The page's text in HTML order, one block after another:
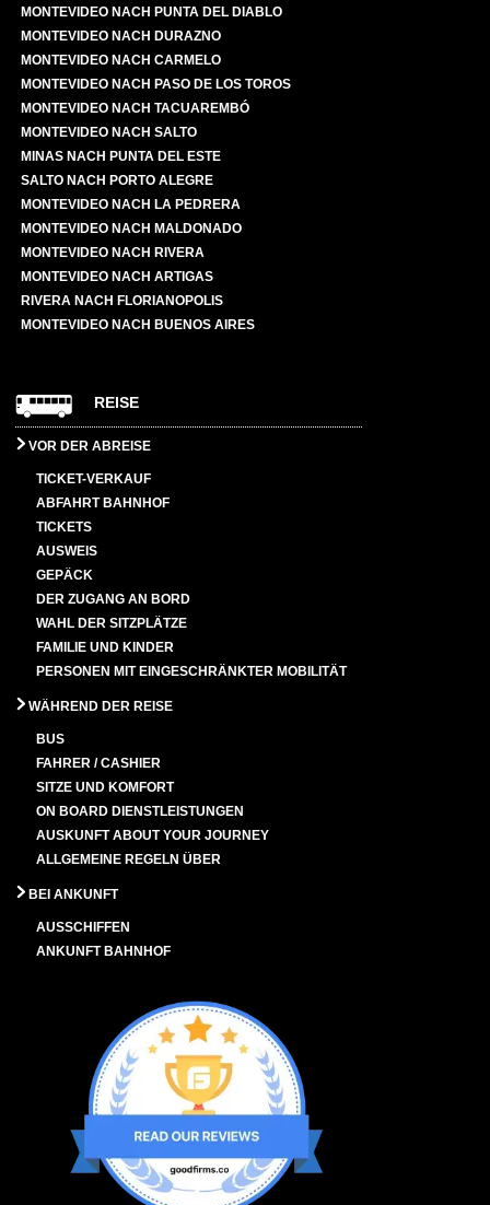
MONTEVIDEO NACH PUNTA DEL DIABLO
MONTEVIDEO NACH DURAZNO
MONTEVIDEO NACH CARMELO
MONTEVIDEO NACH PASO DE LOS TOROS
MONTEVIDEO NACH TACUAREMBÓ
MONTEVIDEO NACH SALTO
MINAS NACH PUNTA DEL ESTE
SALTO NACH PORTO ALEGRE
MONTEVIDEO NACH LA PEDRERA
MONTEVIDEO NACH MALDONADO
MONTEVIDEO NACH RIVERA
MONTEVIDEO NACH ARTIGAS
RIVERA NACH FLORIANOPOLIS
MONTEVIDEO NACH BUENOS AIRES
REISE
VOR DER ABREISE
TICKET-VERKAUF
ABFAHRT BAHNHOF
TICKETS
AUSWEIS
GEPÄCK
DER ZUGANG AN BORD
WAHL DER SITZPLÄTZE
FAMILIE UND KINDER
PERSONEN MIT EINGESCHRÄNKTER MOBILITÄT
WÄHREND DER REISE
BUS
FAHRER / CASHIER
SITZE UND KOMFORT
ON BOARD DIENSTLEISTUNGEN
AUSKUNFT ABOUT YOUR JOURNEY
ALLGEMEINE REGELN ÜBER
BEI ANKUNFT
AUSSCHIFFEN
ANKUNFT BAHNHOF